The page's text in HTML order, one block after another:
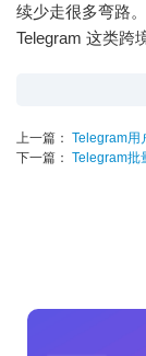
续少走很多弯路
Telegram 这类跨
上一篇： Telegram用
下一篇： Telegram批